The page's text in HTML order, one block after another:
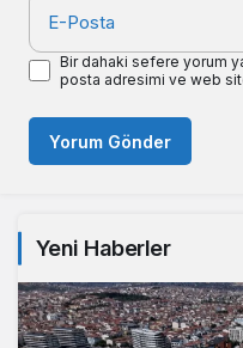
E-Posta
Bir dahaki sefere yorum
posta adresimi ve web
Yorum Gönder
Yeni Haberler